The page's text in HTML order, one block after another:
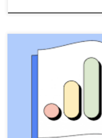
Optimisation pour les
votre Référencement sur
de recherche (SEO) est un
marketing en ligne. En
essentiel pour garantir la